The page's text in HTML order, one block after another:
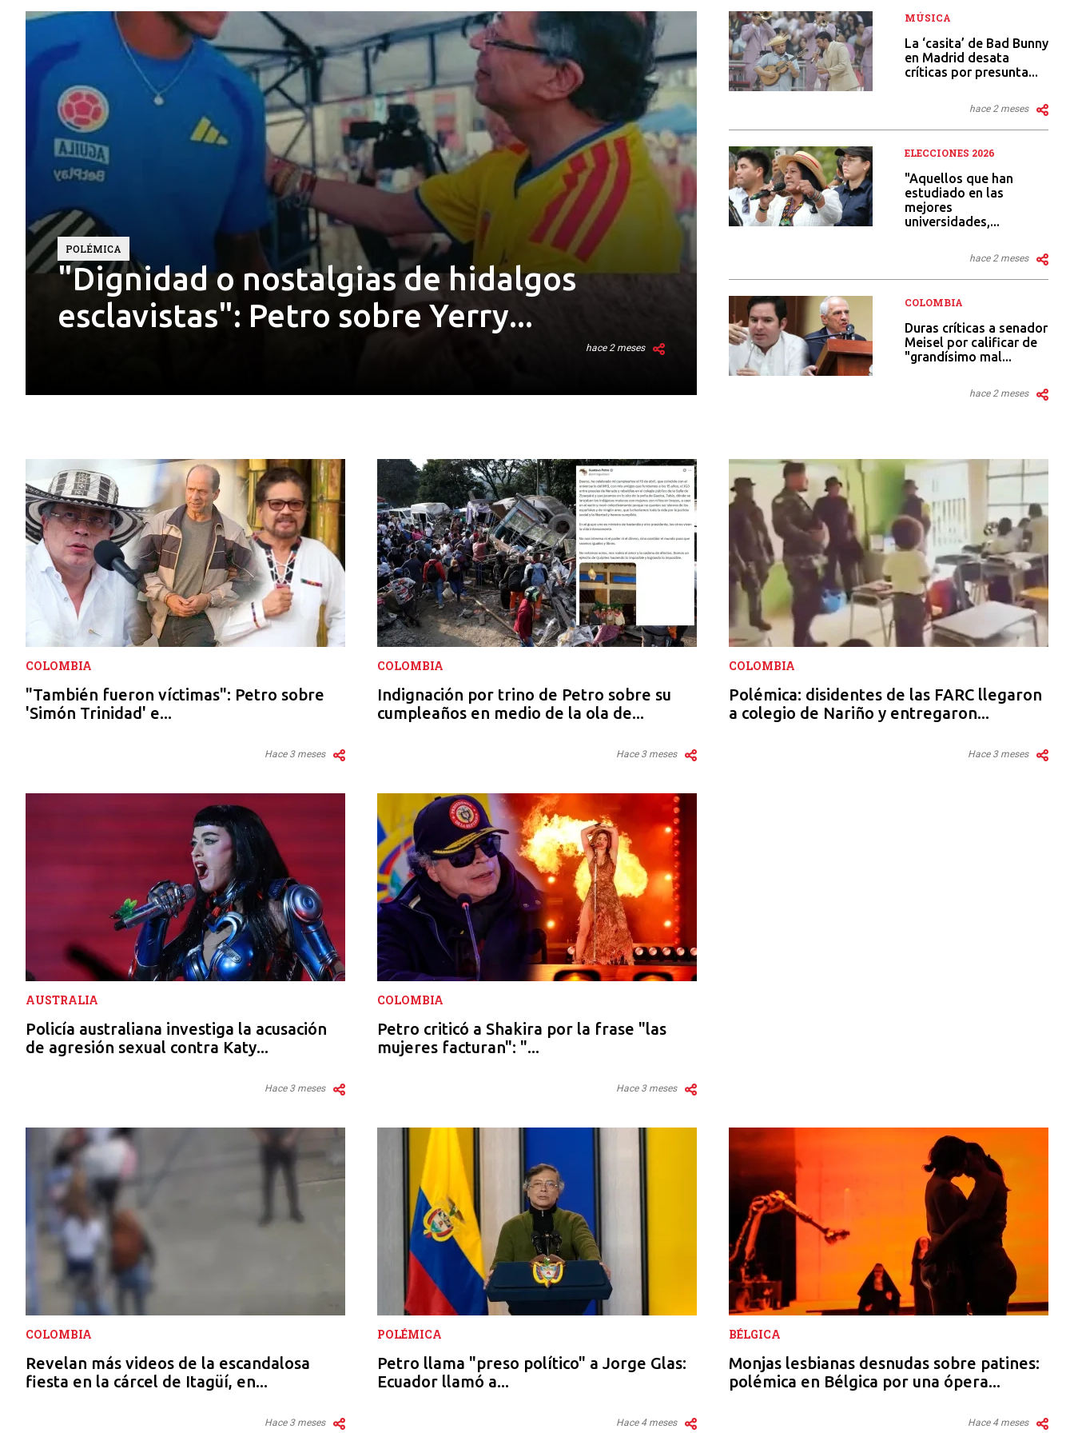
POLÉMICA
"Dignidad o nostalgias de hidalgos
esclavistas": Petro sobre Yerry...
hace 2 meses
MÚSICA
La ‘casita’ de Bad Bunny
en Madrid desata
críticas por presunta...
hace 2 meses
ELECCIONES 2026
"Aquellos que han
estudiado en las
mejores
universidades,...
hace 2 meses
COLOMBIA
Duras críticas a senador
Meisel por calificar de
"grandísimo mal...
hace 2 meses
COLOMBIA
"También fueron víctimas": Petro sobre
'Simón Trinidad' e...
Hace 3 meses
COLOMBIA
Indignación por trino de Petro sobre su
cumpleaños en medio de la ola de...
Hace 3 meses
COLOMBIA
Polémica: disidentes de las FARC llegaron
a colegio de Nariño y entregaron...
Hace 3 meses
AUSTRALIA
Policía australiana investiga la acusación
de agresión sexual contra Katy...
Hace 3 meses
COLOMBIA
Petro criticó a Shakira por la frase "las
mujeres facturan": "...
Hace 3 meses
COLOMBIA
Revelan más videos de la escandalosa
fiesta en la cárcel de Itagüí, en...
Hace 3 meses
POLÉMICA
Petro llama "preso político" a Jorge Glas:
Ecuador llamó a...
Hace 4 meses
BÉLGICA
Monjas lesbianas desnudas sobre patines:
polémica en Bélgica por una ópera...
Hace 4 meses